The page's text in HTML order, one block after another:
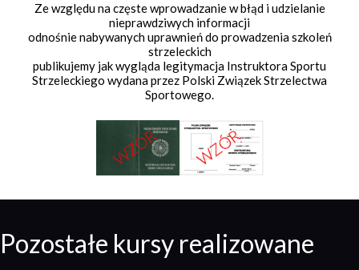
Ze względu na częste wprowadzanie w błąd i udzielanie
nieprawdziwych informacji
odnośnie nabywanych uprawnień do prowadzenia szkoleń
strzeleckich
publikujemy jak wygląda legitymacja Instruktora Sportu
Strzeleckiego wydana przez Polski Związek Strzelectwa
Sportowego.
Pozostałe kursy realizowane